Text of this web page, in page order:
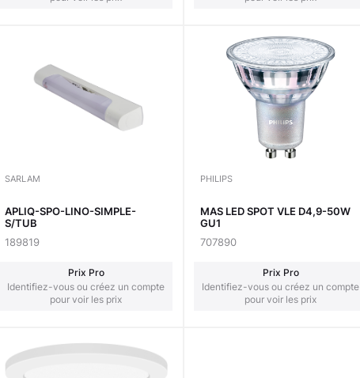
SARLAM
APLIQ-SPO-LINO-SIMPLE-
S/TUB
189819
Prix Pro
Identifiez-vous ou créez un compte
pour voir les prix
PHILIPS
MAS LED SPOT VLE D4,9-50W
GU1
707890
Prix Pro
Identifiez-vous ou créez un compte
pour voir les prix